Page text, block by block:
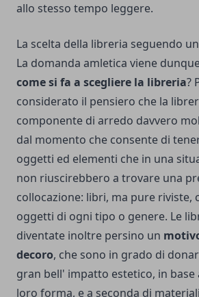
allo stesso tempo leggere.
La scelta della libreria seguendo
La domanda amletica viene
come si fa a scegliere la libreria?
considerato il pensiero che la
componente di arredo davvero
dal momento che consente di
oggetti ed elementi che in una
non riuscirebbero a trovare una
collocazione: libri, ma pure riviste,
oggetti di ogni tipo o genere. Le
diventate inoltre persino un
decoro, che sono in grado di
gran bell' impatto estetico, in base
loro forma, e a seconda di